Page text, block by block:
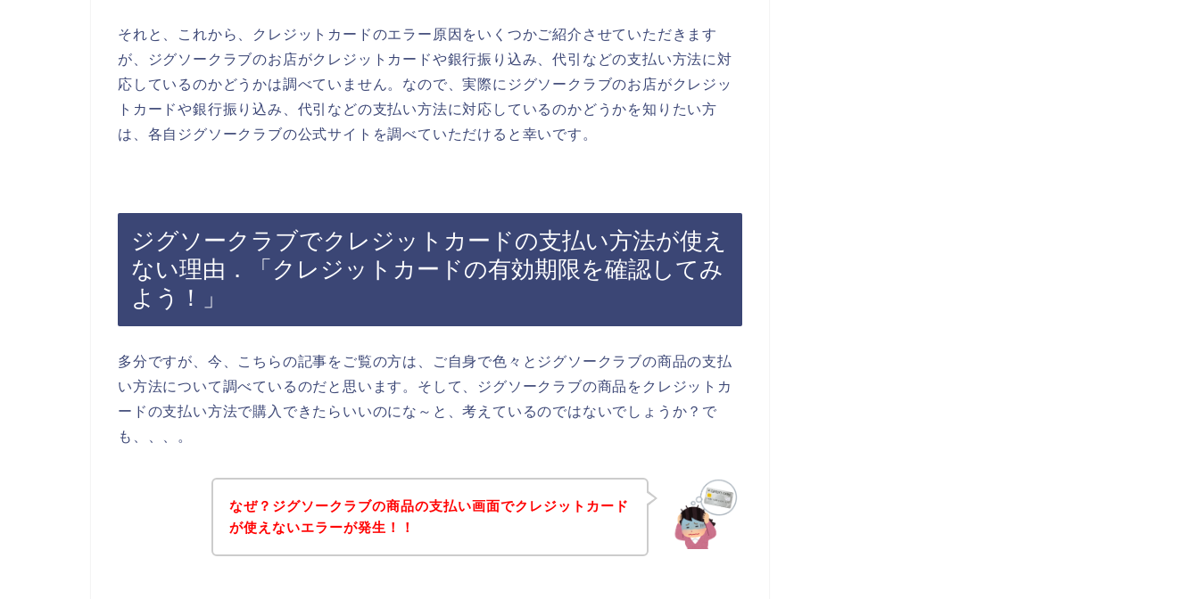
それと、これから、クレジットカードのエラー原因をいくつかご紹介させていただきます
が、ジグソークラブのお店がクレジットカードや銀行振り込み、代引などの支払い方法に対
応しているのかどうかは調べていません。なので、実際にジグソークラブのお店がクレジッ
トカードや銀行振り込み、代引などの支払い方法に対応しているのかどうかを知りたい方
は、各自ジグソークラブの公式サイトを調べていただけると幸いです。
ジグソークラブでクレジットカードの支払い方法が使え
ない理由．「クレジットカードの有効期限を確認してみ
よう！」
多分ですが、今、こちらの記事をご覧の方は、ご自身で色々とジグソークラブの商品の支払
い方法について調べているのだと思います。そして、ジグソークラブの商品をクレジットカ
ードの支払い方法で購入できたらいいのにな～と、考えているのではないでしょうか？で
も、、、。
なぜ？ジグソークラブの商品の支払い画面でクレジットカード
が使えないエラーが発生！！